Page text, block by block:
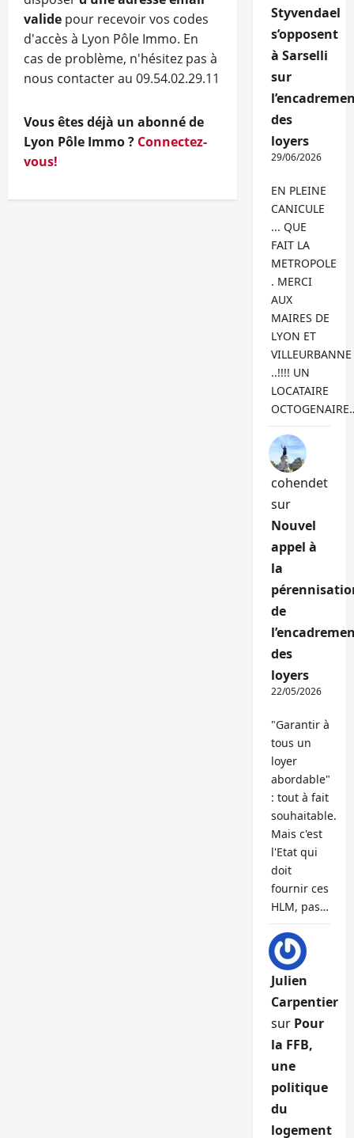
valide pour recevoir vos codes
d'accès à Lyon Pôle Immo. En
cas de problème, n'hésitez pas à
nous contacter au 09.54.02.29.11
Vous êtes déjà un abonné de
Lyon Pôle Immo ? Connectez-
vous!
Styvendael
s’opposent
à Sarselli
sur
des
loyers
29/06/2026
EN PLEINE
CANICULE
... QUE
FAIT LA
METROPOLE
. MERCI
AUX
MAIRES DE
LYON ET
VILLEURBANNE
..!!!! UN
LOCATAIRE
cohendet
sur
Nouvel
appel à
la
de
des
loyers
22/05/2026
"Garantir à
tous un
loyer
abordable"
: tout à fait
souhaitable.
Mais c'est
l'Etat qui
doit
fournir ces
HLM, pas…
Julien
Carpentier
sur Pour
la FFB,
une
politique
du
logement